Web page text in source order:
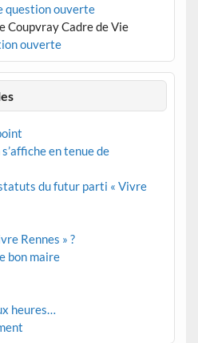
question ouverte
Coupvray Cadre de Vie
ouverte
en tenue de
du futur parti « Vivre
Rennes » ?
bon maire
heures…